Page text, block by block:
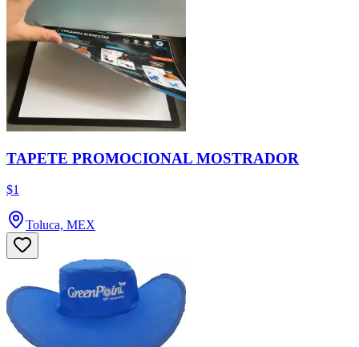
TAPETE PROMOCIONAL MOSTRADOR
$1
Toluca, MEX